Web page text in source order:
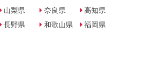
山梨県
長野県
奈良県
和歌山県
高知県
福岡県